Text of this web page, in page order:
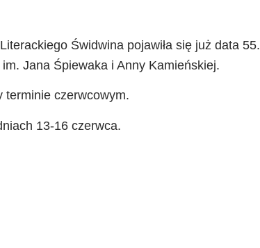
Świdwina pojawiła się już data 55.
Jana Śpiewaka i Anny Kamieńskiej.
terminie czerwcowym.
13-16 czerwca.